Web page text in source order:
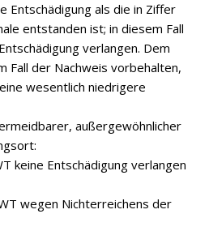
Entschädigung als die in Ziffer
entstanden ist; in diesem Fall
verlangen. Dem
Fall der Nachweis vorbehalten,
wesentlich niedrigere
außergewöhnlicher
keine Entschädigung verlangen
wegen Nichterreichens der